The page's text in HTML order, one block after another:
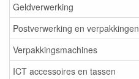
Geldverwerking
Postverwerking en verpakkingen
Verpakkingsmachines
ICT accessoires en tassen